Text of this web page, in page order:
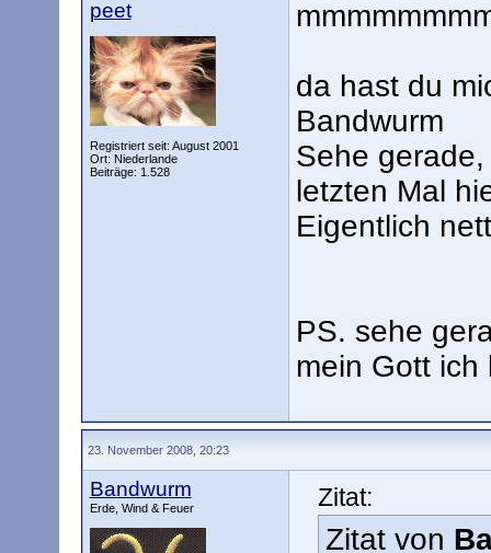
peet
Registriert seit: August 2001
Ort: Niederlande
Beiträge: 1.528
da hast du
Bandwurm
Sehe
letzten Mal
Eigentlich
PS. sehe
mein Gott ich
23. November 2008, 20:23
Bandwurm
Erde, Wind & Feuer Zitat:
Zitat von